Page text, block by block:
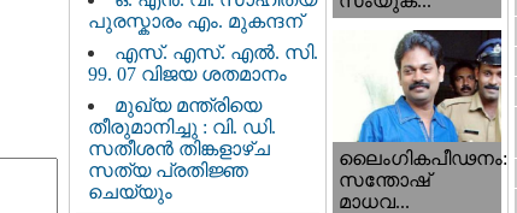
പുരസ്കാരം എം. മുകന്ദന്
എസ്. എസ്. എൽ. സി.
99. 07 വിജയ ശതമാനം
മുഖ്യ മന്ത്രിയെ
തീരുമാനിച്ചു : വി. ഡി.
സതീശന്‍ തിങ്കളാഴ്ച
സത്യ പ്രതിജ്ഞ
ചെയ്യും
ലൈംഗികപീഢനം:
സന്തോഷ്
മാധവ...